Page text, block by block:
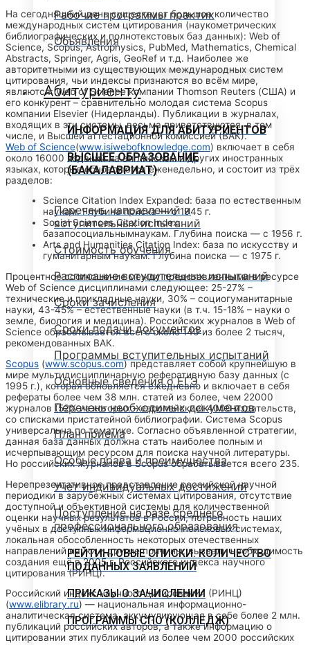
Рабочие программы практик
Объявления
Абитуриенту
ИНФОРМАЦИЯ ДЛЯ АБИТУРИЕНТОВ
ВЫСШЕЕ ОБРАЗОВАНИЕ
(БАКАЛАВРИАТ)
Перечень направлений и
вступительных испытаний
Стоимость обучения
Расписание вступительных испытаний
Сроки зачисления
Сроки подачи документов
Программы вступительных испытаний
Основные сведения о ЕГЭ
Перечень необходимых документов
План приема
Особые права и преимущества
Учет индивидуальных достижений
Поступление на базе среднего
профессионального образования
РЕЙТИНГОВЫЕ СПИСКИ. КОЛИЧЕСТВО
ПОДАННЫХ ЗАЯВЛЕНИЙ
ПРИКАЗЫ О ЗАЧИСЛЕНИИ
ПРОГРАММЫ СПО (КОЛЛЕДЖ)
На сегодняшний день существует большое количество
международных систем цитирования (наукометрических
библиографических и полнотекстовых баз данных): Web of
Science, Scopus, Astrophysics, PubMed, Mathematics, Chemical
Abstracts, Springer, Agris, GeoRef и т.д. Наиболее же
авторитетными из существующих международных систем
цитирования, чьи индексы признаются во всём мире,
являются: Web of Science компании Thomson Reuters (США) и
его конкурент – сравнительно молодая система Scopus
компании Elsevier (Нидерланды). Публикации в журналах,
входящих в эти системы, весьма приветствуются, в том
числе, и Высшей аттестационной комиссией (ВАК).
Web of Science(www.isiwebofknowledge.com) включает в себя
около 16000 изданий на английском и других иностранных
языках, которые обновляются еженедельно, и состоит из трёх
разделов:
Science Citation Index Expanded: база по естественным
наукам. Глубина поиска — с 1945 г.
Social Sciences Citation Index:
базапосоциальнымнаукам. Глубина поиска — с 1956 г.
Arts and Humanities Citation Index: база по искусству и
гуманитарным наукам. Глубина поиска — с 1975 г.
Процентное соотношение между представленными в ресурсе
Web of Science дисциплинами следующее: 25-27% –
технические и прикладные науки, 30% – социогуманитарные
науки, 43-45% – естественные науки (в т.ч. 15-18% – науки о
земле, биология и медицина). Российских журналов в Web of
Science обрабатывается всего около 140 из более 2 тысяч,
рекомендованных ВАК.
Scopus (www.scopus.com) представляет собой крупнейшую в
мире мультидисциплинарную реферативную базу данных (с
1995 г.), которая обновляется ежедневно и включает в себя
рефераты более чем 38 млн. статей из более, чем 22000
журналов (52% из которых – европейские) 4000 издательств,
со списками пристатейной библиографии. Система Scopus
универсальна по тематике. Согласно объявленной стратегии,
данная база данных должна стать наиболее полным и
исчерпывающим ресурсом для поиска научной литературы.
Но российских журналов в Scopus обрабатывается всего 235.
Нерепрезентативное представление российской научной
периодики в зарубежных системах цитирования, отсутствие
доступной и объективной системы для количественной
оценки научных результатов в России, потребность наших
учёных в доступных информационно-поисковых системах,
локальная обособленность некоторых отечественных
направлений науки и другие причины, вызвали необходимость
создания ещё в 2005 г. Российского индекса научного
цитирования (РИНЦ).
Российский индекс научного цитирования (РИНЦ)
(www.elibrary.ru) — национальная информационно-
аналитическая система, аккумулирующая в себе более 2 млн.
публикаций российских авторов, а также информацию о
цитировании этих публикаций из более чем 2000 российских